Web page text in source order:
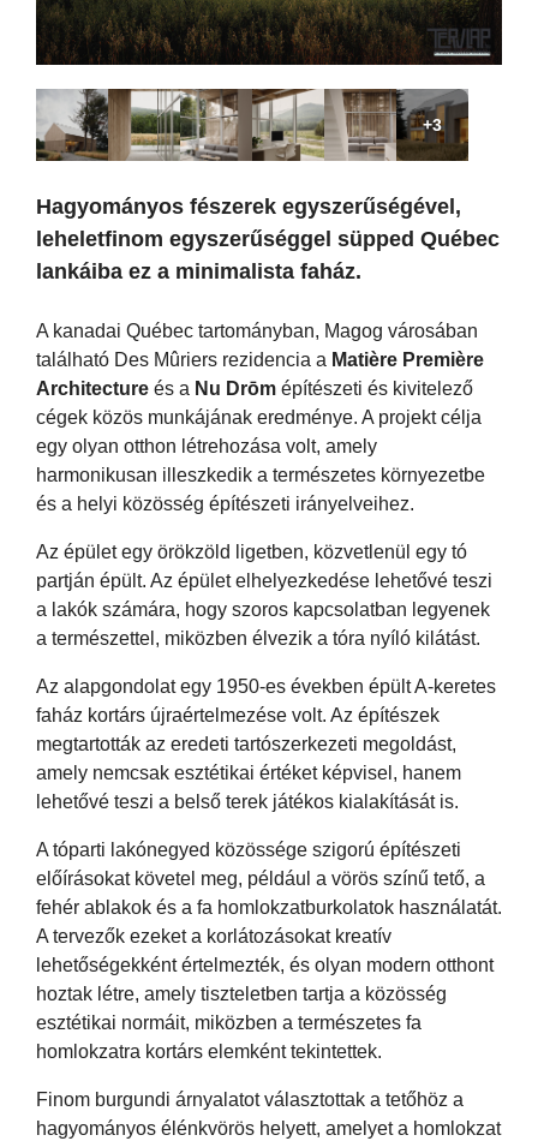
+3
Hagyományos fészerek egyszerűségével,
leheletfinom egyszerűséggel süpped Québec
lankáiba ez a minimalista faház.
A kanadai Québec tartományban, Magog városában
található Des Mûriers rezidencia a Matière Première
Architecture és a Nu Drōm építészeti és kivitelező
cégek közös munkájának eredménye. A projekt célja
egy olyan otthon létrehozása volt, amely
harmonikusan illeszkedik a természetes környezetbe
és a helyi közösség építészeti irányelveihez.
Az épület egy örökzöld ligetben, közvetlenül egy tó
partján épült. Az épület elhelyezkedése lehetővé teszi
a lakók számára, hogy szoros kapcsolatban legyenek
a természettel, miközben élvezik a tóra nyíló kilátást.
Az alapgondolat egy 1950-es években épült A-keretes
faház kortárs újraértelmezése volt. Az építészek
megtartották az eredeti tartószerkezeti megoldást,
amely nemcsak esztétikai értéket képvisel, hanem
lehetővé teszi a belső terek játékos kialakítását is.
A tóparti lakónegyed közössége szigorú építészeti
előírásokat követel meg, például a vörös színű tető, a
fehér ablakok és a fa homlokzatburkolatok használatát.
A tervezők ezeket a korlátozásokat kreatív
lehetőségekként értelmezték, és olyan modern otthont
hoztak létre, amely tiszteletben tartja a közösség
esztétikai normáit, miközben a természetes fa
homlokzatra kortárs elemként tekintettek.
Finom burgundi árnyalatot választottak a tetőhöz a
hagyományos élénkvörös helyett, amelyet a homlokzat